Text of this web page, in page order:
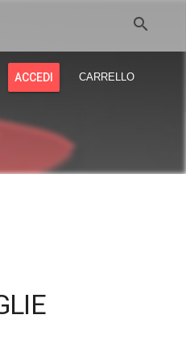
search
ACCEDI CARRELLO